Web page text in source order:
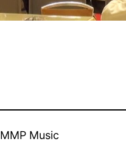
MMP Music